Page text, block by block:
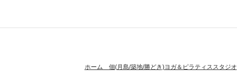
ホーム 佃(月島/築地/勝どき)ヨガ＆ピラティススタジオ